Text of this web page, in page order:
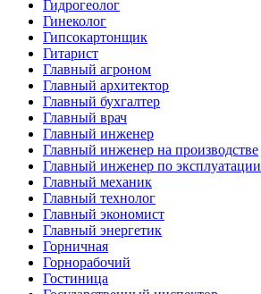
Гидрогеолог
Гинеколог
Гипсокартонщик
Гитарист
Главный агроном
Главный архитектор
Главный бухгалтер
Главный врач
Главный инженер
Главный инженер на производстве
Главный инженер по эксплуатации
Главный механик
Главный технолог
Главный экономист
Главный энергетик
Горничная
Горнорабочий
Гостиница